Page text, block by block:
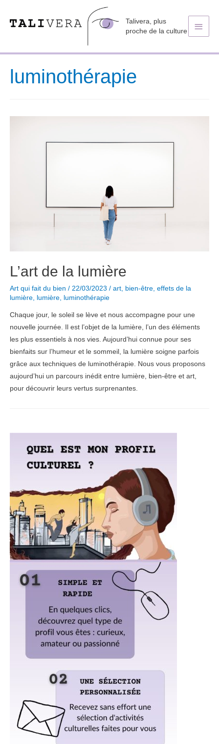
Talivera, plus
proche de la culture
Menu
luminothérapie
L’art de la lumière
Art qui fait du bien / 22/03/2023 / art bien-être effets de la
lumière
lumière luminothérapie
Chaque jour, le soleil se lève et nous accompagne pour une
nouvelle journée. Il est l’objet de la lumière, l’un des éléments
les plus essentiels à nos vies. Aujourd’hui connue pour ses
bienfaits sur l’humeur et le sommeil, la lumière soigne parfois
grâce aux techniques de luminothérapie. Nous vous proposons
aujourd’hui un parcours inédit entre lumière, bien-être et art,
pour découvrir leurs vertus surprenantes.